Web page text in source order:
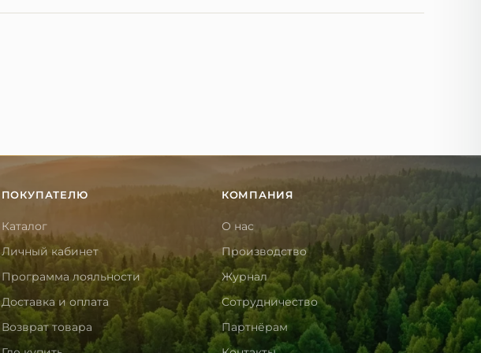
ПОКУПАТЕЛЮ
Каталог
Личный кабинет
Программа лояльности
Доставка и оплата
Возврат товара
КОМПАНИЯ
О нас
Производство
Журнал
Сотрудничество
Партнёрам